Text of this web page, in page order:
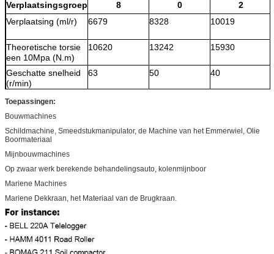
Verplaatsingsgroep 8 0
2
Verplaatsing (ml/r)
6679 8328 10019
Theoretische torsie
een 10Mpa (N.m)
10620 13242 15930
Geschatte snelheid
(r/min)
63 50 40
Geschatte druk
Maximum druk
(Mpa)
Maximum torsie
(N.m)
33750
Snelheidswaaier
(r/min)
0-65 0-52
Maximum macht
(kW)
veranderlijke verplaatsings prioritaire
omwenteling 135kw
Toepassingen:
Bouwmachines
Schildmachine, Smeedstukmanipulator, de Machine van het Emmerwiel, Olie
Boormateriaal
Mijnbouwmachines
Op zwaar werk berekende behandelingsauto, kolenmijnboor
Mariene Machines
Mariene Dekkraan, het Materiaal van de Brugkraan.